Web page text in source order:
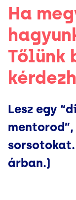
Ha
Tőlünk
Lesz egy
árban.)